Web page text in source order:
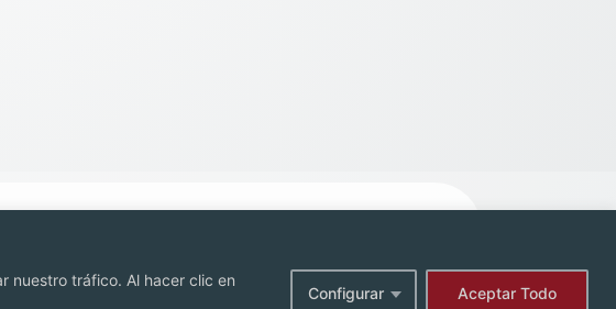
nuestro tráfico. Al hacer clic en
Configurar Aceptar Todo